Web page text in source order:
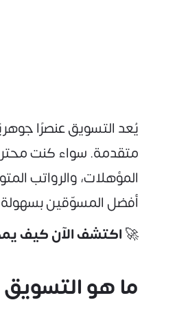
يُعد التسويق عنصرًا
متقدمة. سواء كنت
المؤهلات، والرواتب
أفضل المسوّقين
🚀اكتشف الآن كيف
ما هو التسويق Marketing؟ ومعنى التسويق